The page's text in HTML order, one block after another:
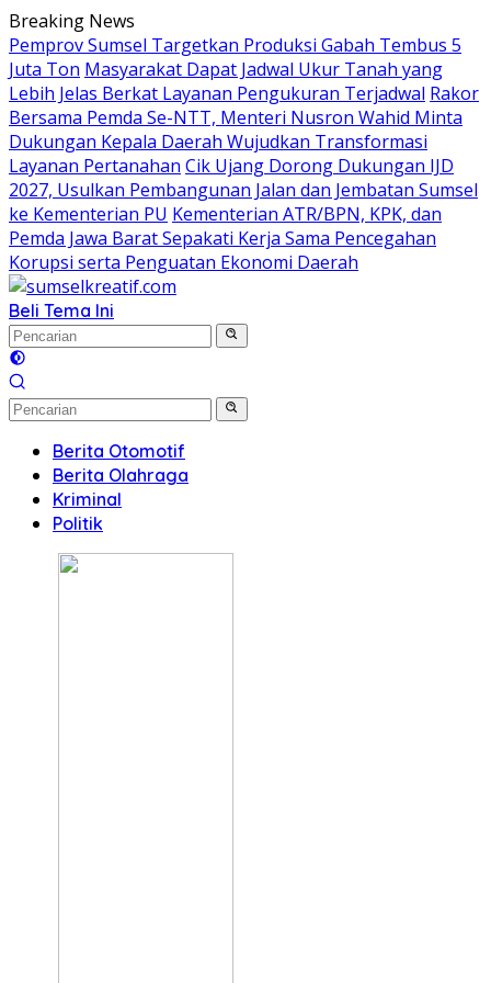
Langsung
ke
konten
Breaking News
Pemprov Sumsel Targetkan Produksi Gabah Tembus 5
Juta Ton Masyarakat Dapat Jadwal Ukur Tanah yang
Lebih Jelas Berkat Layanan Pengukuran Terjadwal Rakor
Bersama Pemda Se-NTT, Menteri Nusron Wahid Minta
Dukungan Kepala Daerah Wujudkan Transformasi
Layanan Pertanahan Cik Ujang Dorong Dukungan IJD
2027, Usulkan Pembangunan Jalan dan Jembatan Sumsel
ke Kementerian PU Kementerian ATR/BPN, KPK, dan
Pemda Jawa Barat Sepakati Kerja Sama Pencegahan
Korupsi serta Penguatan Ekonomi Daerah
Beli Tema Ini
Berita Otomotif
Berita Olahraga
Kriminal
Politik